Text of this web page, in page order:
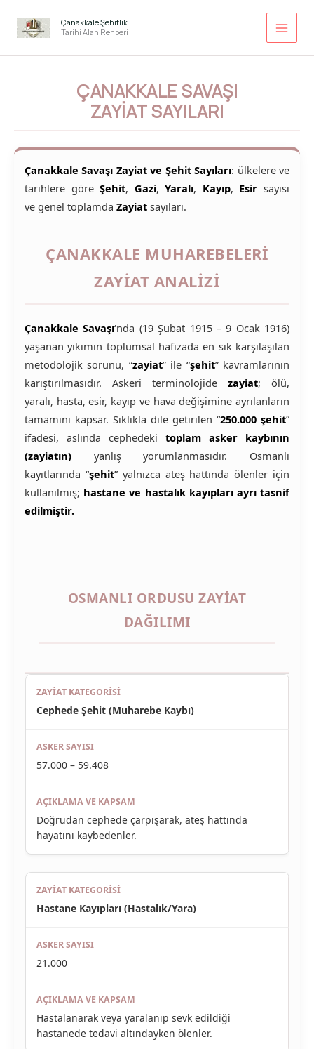
atla
Çanakkale Şehitlik
Tarihi Alan Rehberi
ÇANAKKALE SAVAŞI
ZAYIAT SAYILARI
Çanakkale Savaşı Zayiat ve Şehit Sayıları: ülkelere ve
tarihlere göreŞehit, Gazi,Yaralı, Kayıp, Esirsayısı
ve genel toplamda Zayiat sayıları.
ÇANAKKALE MUHAREBELERI
ZAYIAT ANALIZI
Çanakkale Savaşı‘nda (19 Şubat 1915 – 9 Ocak 1916)
yaşanan yıkımın toplumsal hafızada en sık karşılaşılan
metodolojik sorunu, “zayiat” ile “şehit” kavramlarının
karıştırılmasıdır. Askeri terminolojide zayiat; ölü,
yaralı, hasta, esir, kayıp ve hava değişimine ayrılanların
tamamını kapsar. Sıklıkla dile getirilen “250.000 şehit”
ifadesi, aslında cephedeki toplam asker kaybının
(zayiatın) yanlış yorumlanmasıdır. Osmanlı
kayıtlarında “şehit” yalnızca ateş hattında ölenler için
kullanılmış; hastane ve hastalık kayıpları ayrı tasnif
edilmiştir.
OSMANLI ORDUSU ZAYIAT
DAĞILIMI
Cephede Şehit (Muharebe Kaybı)
57.000 – 59.408
Doğrudan cephede çarpışarak, ateş hattında
hayatını kaybedenler.
Hastane Kayıpları (Hastalık/Yara)
21.000
Hastalanarak veya yaralanıp sevk edildiği
hastanede tedavi altındayken ölenler.